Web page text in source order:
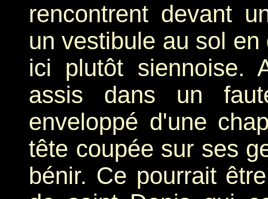
rencontrent devant
un vestibule au sol
ici plutôt siennoise.
assis dans un
enveloppé d'une
tête coupée sur ses
bénir. Ce pourrait